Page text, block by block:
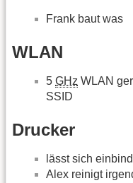
Frank baut was
WLAN
5 GHz WLAN
SSID
Drucker
lässt sich
Alex reinigt